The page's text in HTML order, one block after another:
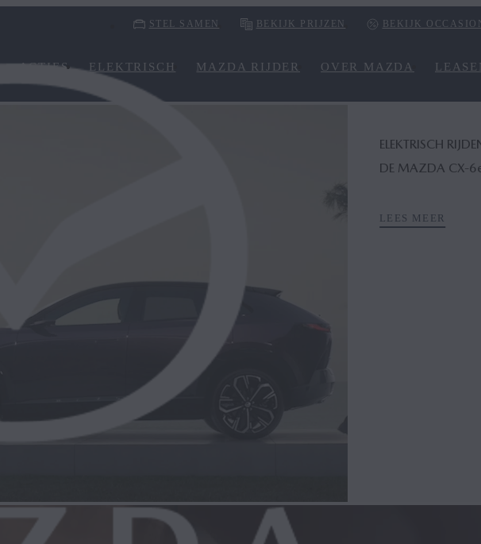
STEL SAMEN BEKIJK PRIJZEN BEKIJK
ACTIES ELEKTRISCH MAZDA RIJDER OVER MAZDA
ELEKTRISCH
DE MAZDA CX‑6
LEES MEER